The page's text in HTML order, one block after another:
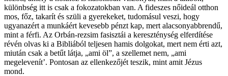
különbség itt is csak a fokozatokban van. A fideszes nőideál otthon
mos, főz, takarít és szüli a gyerekeket, tudomásul veszi, hogy
ugyanazért a munkáért kevesebb pénzt kap, mert alacsonyabbrendű,
mint a férfi. Az Orbán-rezsim fasisztái a kereszténység elferdítése
révén olvas ki a Bibliából teljesen hamis dolgokat, mert nem érti azt,
miután csak a betűt látja, „ami öl”, a szellemet nem, „ami
megelevenít’. Pontosan az ellenkezőjét teszik, mint amit Jézus
mond.